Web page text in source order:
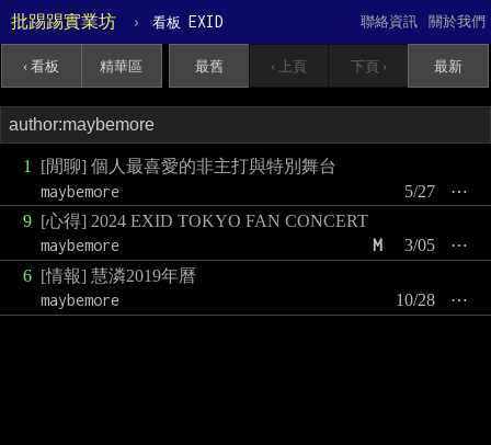
批踢踢實業坊 › 看板 EXID 關於我們
聯絡資訊
‹ 看板 精華區 最舊 ‹ 上頁 下頁 › 最新
1
[閒聊] 個人最喜愛的非主打與特別舞台
maybemore
⋯
5/27
9 [心得] 2024 EXID TOKYO FAN CONCERT
maybemore
⋯
3/05
M
6 [情報] 慧潾2019年曆
maybemore
⋯
10/28